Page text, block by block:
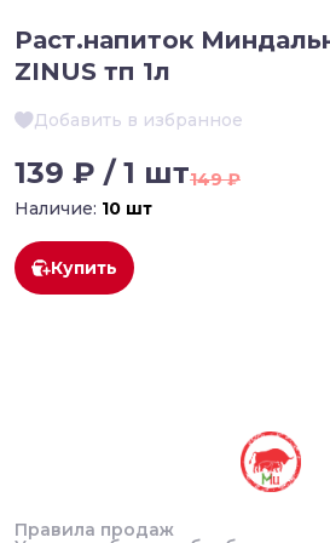
Раст.напиток
ZINUS тп 1л
Добавить в избранное
139 ₽ / 1 шт149 ₽
Наличие: 10 шт
Купить
Правила продаж